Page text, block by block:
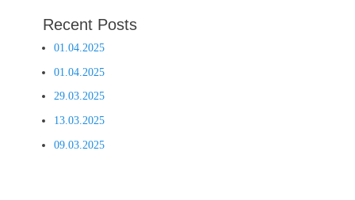
Recent Posts
01.04.2025
01.04.2025
29.03.2025
13.03.2025
09.03.2025